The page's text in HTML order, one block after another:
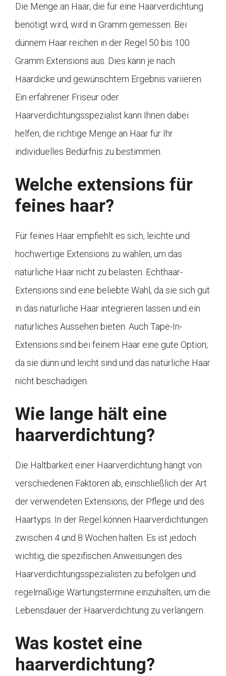
Die Menge an Haar, die für eine Haarverdichtung
benötigt wird, wird in Gramm gemessen. Bei
dünnem Haar reichen in der Regel 50 bis 100
Gramm Extensions aus. Dies kann je nach
Haardicke und gewünschtem Ergebnis variieren.
Ein erfahrener Friseur oder
Haarverdichtungsspezialist kann Ihnen dabei
helfen, die richtige Menge an Haar für Ihr
individuelles Bedürfnis zu bestimmen.
Welche extensions für
feines haar?
Für feines Haar empfiehlt es sich, leichte und
hochwertige Extensions zu wählen, um das
natürliche Haar nicht zu belasten. Echthaar-
Extensions sind eine beliebte Wahl, da sie sich gut
in das natürliche Haar integrieren lassen und ein
natürliches Aussehen bieten. Auch Tape-In-
Extensions sind bei feinem Haar eine gute Option,
da sie dünn und leicht sind und das natürliche Haar
nicht beschädigen.
Wie lange hält eine
haarverdichtung?
Die Haltbarkeit einer Haarverdichtung hängt von
verschiedenen Faktoren ab, einschließlich der Art
der verwendeten Extensions, der Pflege und des
Haartyps. In der Regel können Haarverdichtungen
zwischen 4 und 8 Wochen halten. Es ist jedoch
wichtig, die spezifischen Anweisungen des
Haarverdichtungsspezialisten zu befolgen und
regelmäßige Wartungstermine einzuhalten, um die
Lebensdauer der Haarverdichtung zu verlängern.
Was kostet eine
haarverdichtung?